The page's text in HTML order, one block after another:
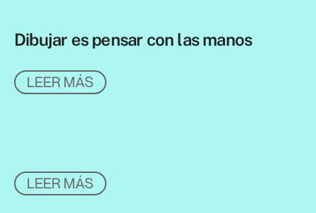
Dibujar es pensar con las manos
LEER MÁS
LEER MÁS